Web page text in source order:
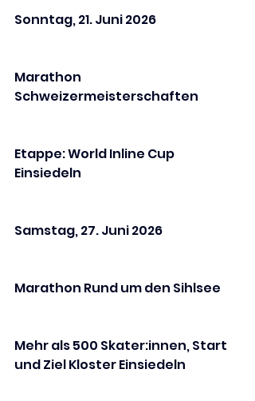
Sonntag, 21. Juni 2026
Marathon
Schweizermeisterschaften
Etappe: World Inline Cup
Einsiedeln
Samstag, 27. Juni 2026
Marathon Rund um den Sihlsee
Mehr als 500 Skater:innen, Start
und Ziel Kloster Einsiedeln